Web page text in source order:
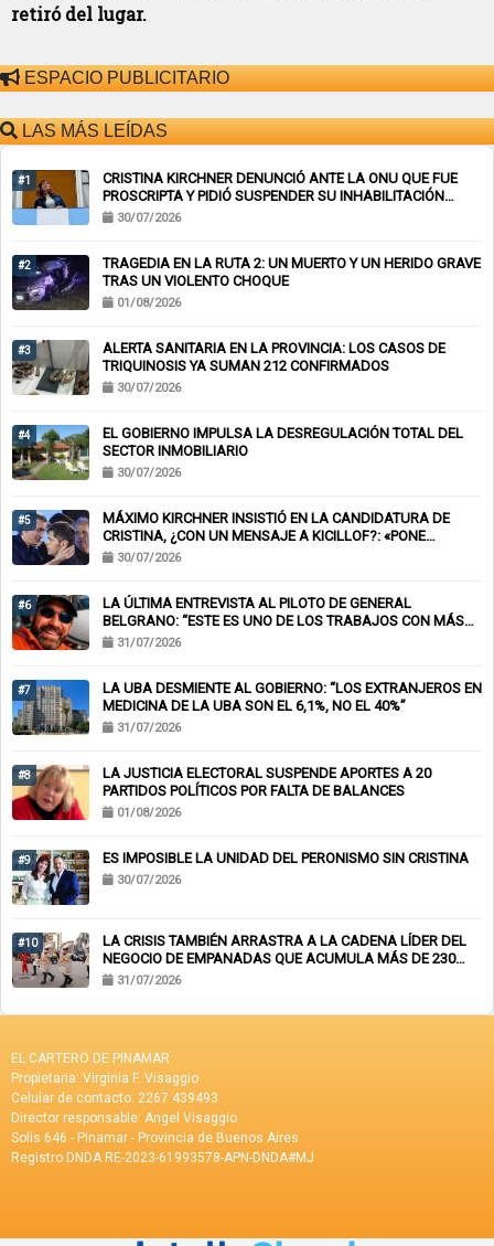
retiró del lugar.
ESPACIO PUBLICITARIO
LAS MÁS LEÍDAS
#1
CRISTINA KIRCHNER DENUNCIÓ ANTE LA ONU QUE FUE
PROSCRIPTA Y PIDIÓ SUSPENDER SU INHABILITACIÓN
PERPETUA
30/07/2026
#2
TRAGEDIA EN LA RUTA 2: UN MUERTO Y UN HERIDO GRAVE
TRAS UN VIOLENTO CHOQUE
01/08/2026
#3
ALERTA SANITARIA EN LA PROVINCIA: LOS CASOS DE
TRIQUINOSIS YA SUMAN 212 CONFIRMADOS
30/07/2026
#4
EL GOBIERNO IMPULSA LA DESREGULACIÓN TOTAL DEL
SECTOR INMOBILIARIO
30/07/2026
#5
MÁXIMO KIRCHNER INSISTIÓ EN LA CANDIDATURA DE
CRISTINA, ¿CON UN MENSAJE A KICILLOF?: «PONE
NERVIOSOS A MUCHOS»
30/07/2026
#6
LA ÚLTIMA ENTREVISTA AL PILOTO DE GENERAL
BELGRANO: “ESTE ES UNO DE LOS TRABAJOS CON MÁS
RIESGO”
31/07/2026
#7
LA UBA DESMIENTE AL GOBIERNO: “LOS EXTRANJEROS EN
MEDICINA DE LA UBA SON EL 6,1%, NO EL 40%”
31/07/2026
#8
LA JUSTICIA ELECTORAL SUSPENDE APORTES A 20
PARTIDOS POLÍTICOS POR FALTA DE BALANCES
01/08/2026
#9 ES IMPOSIBLE LA UNIDAD DEL PERONISMO SIN CRISTINA
30/07/2026
#10
LA CRISIS TAMBIÉN ARRASTRA A LA CADENA LÍDER DEL
NEGOCIO DE EMPANADAS QUE ACUMULA MÁS DE 230
CHEQUES RECHAZADOS Y PONE EN RIESGO CIENTOS DE
31/07/2026
EL CARTERO DE PINAMAR
Propietaria: Virginia F. Visaggio
Celular de contacto: 2267 439493
Director responsable: Angel Visaggio
Solis 646 - Pinamar - Provincia de Buenos Aires
Registro DNDA RE-2023-61993578-APN-DNDA#MJ